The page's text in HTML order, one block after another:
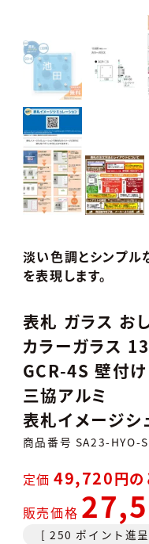
淡い色調とシンプル
を表現します。
表札 ガラス お
カラーガラス
GCR-4S 壁付
三協アルミ
表札イメージシ
商品番号 SA23-HYO-
定価 49,720 の
販売価格
[ 250 ポイント進